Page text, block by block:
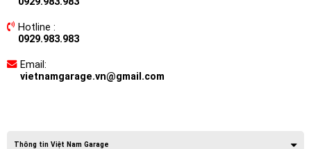
Hotline :
0929.983.983
Email:
vietnamgarage.vn@gmail.com
Thông tin Việt Nam Garage